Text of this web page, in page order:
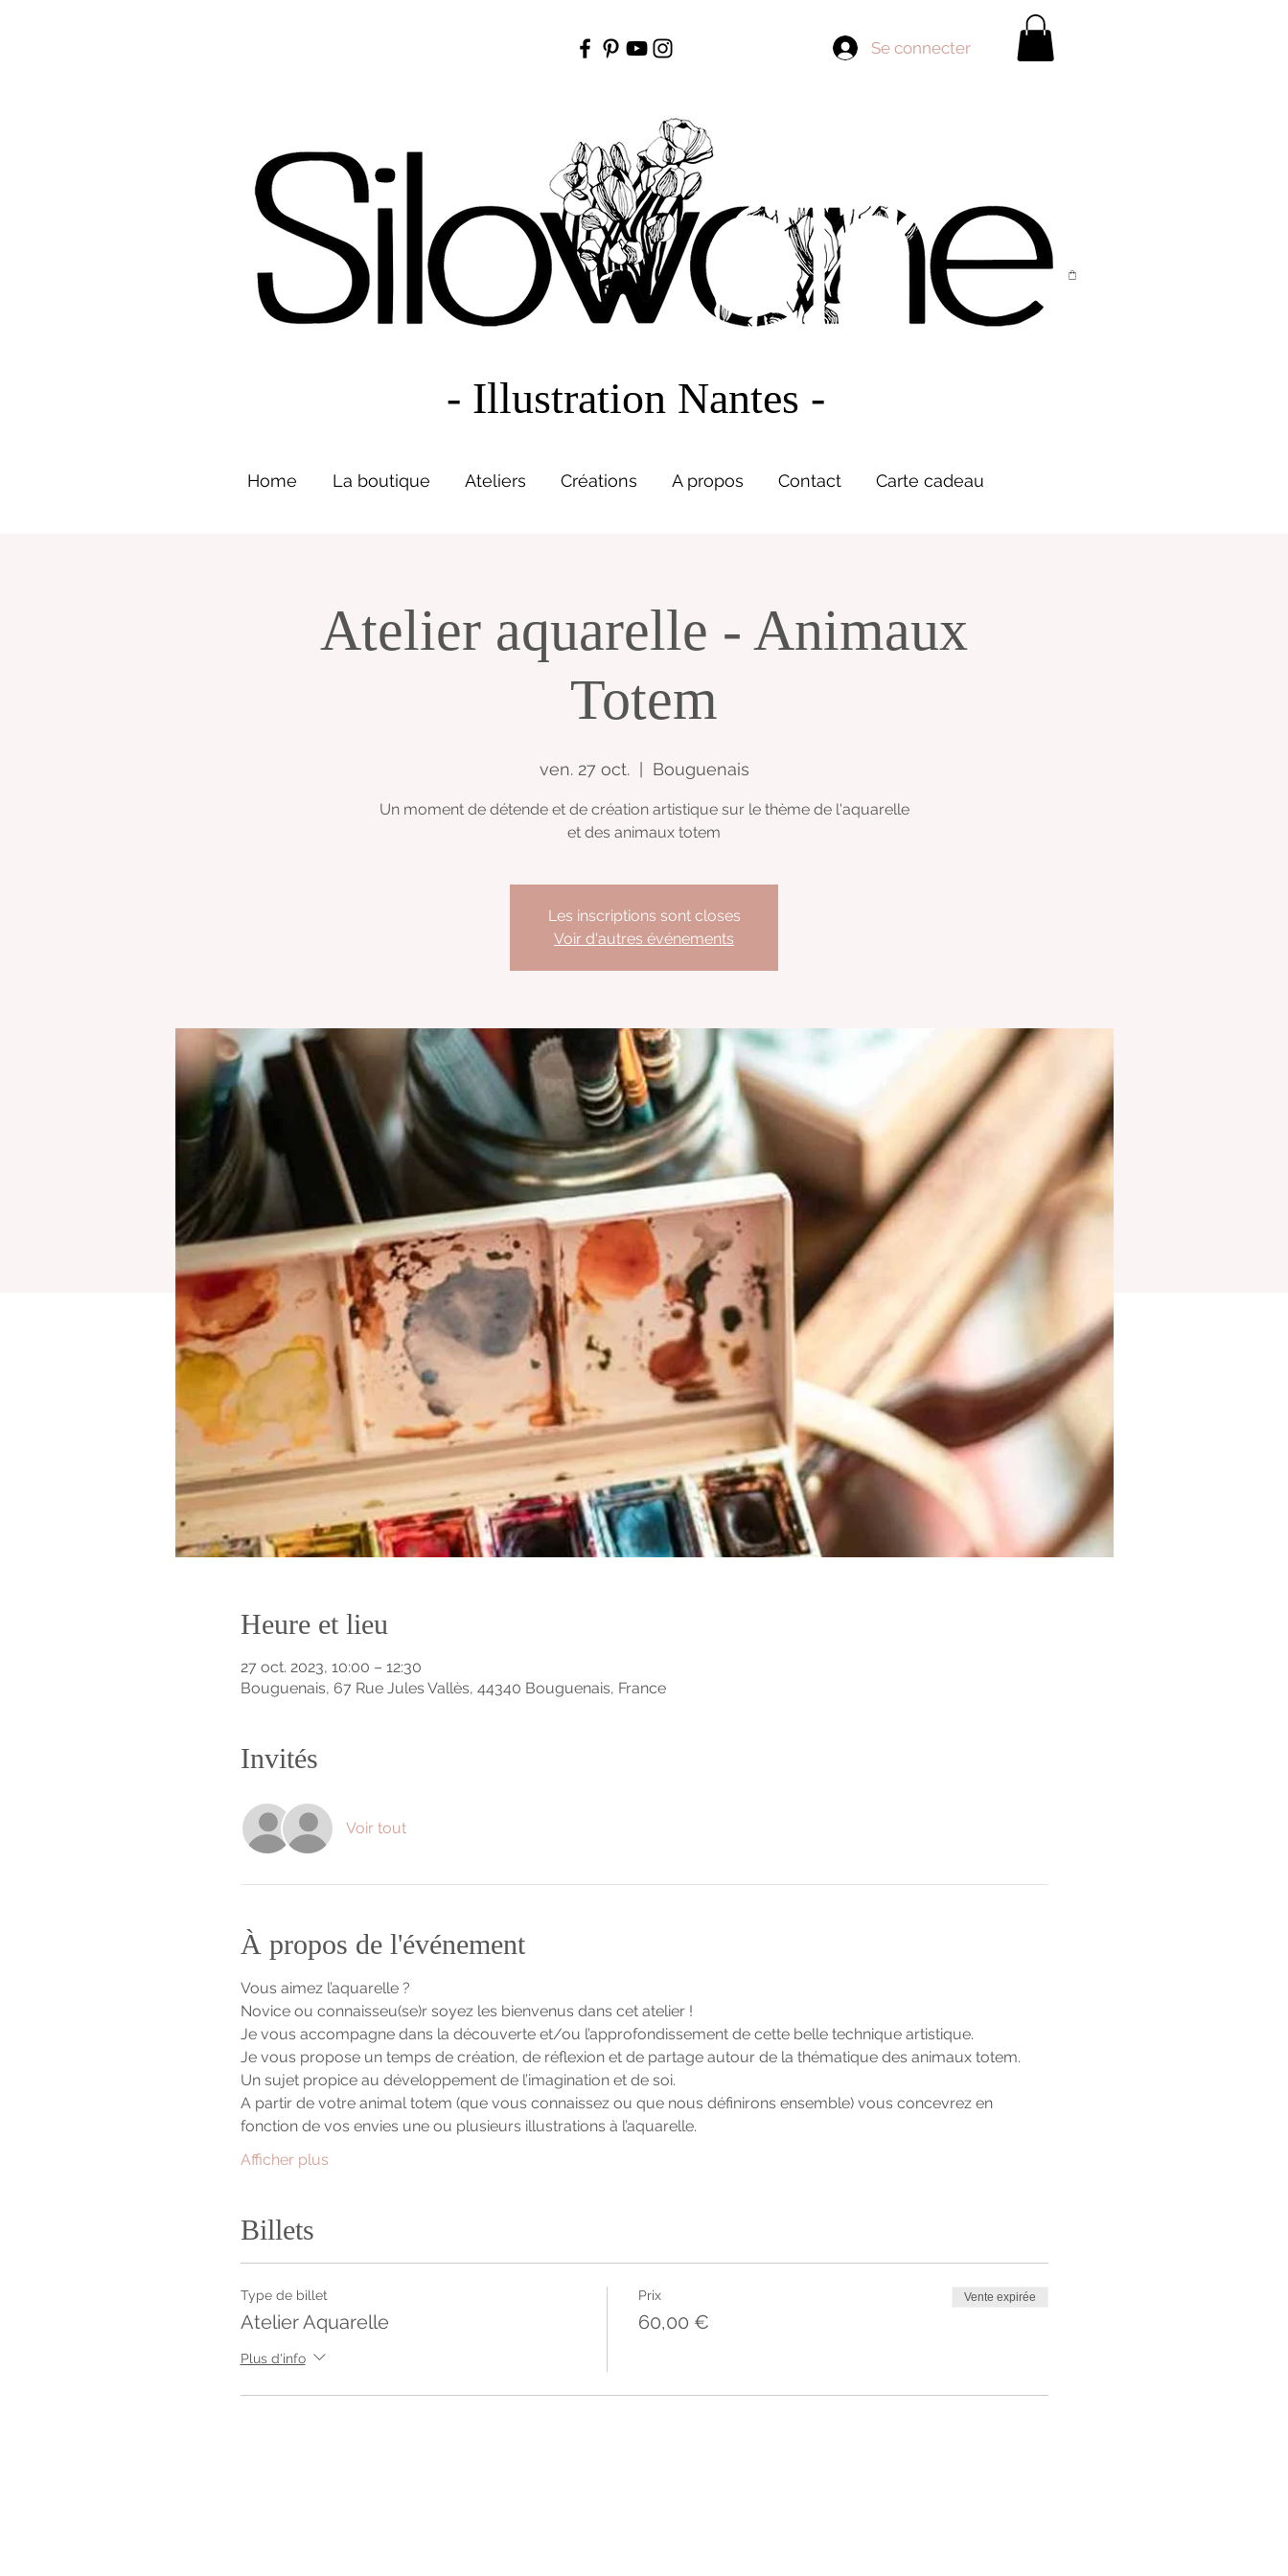
Se connecter
- Illustration Nantes -
Home La boutique Ateliers Créations A propos Contact Carte cadeau
Atelier aquarelle - Animaux
Totem
ven. 27 oct.
  |
Bouguenais
Un moment de détende et de création artistique sur le thème de l'aquarelle
et des animaux totem
Les inscriptions sont closes
Voir d'autres événements
Heure et lieu
27 oct. 2023, 10:00 – 12:30
Bouguenais, 67 Rue Jules Vallès, 44340 Bouguenais, France
Invités
Voir tout
À propos de l'événement
Vous aimez l’aquarelle ?
Novice ou connaisseu(se)r soyez les bienvenus dans cet atelier !
Je vous accompagne dans la découverte et/ou l’approfondissement de cette belle technique artistique.
Je vous propose un temps de création, de réflexion et de partage autour de la thématique des animaux totem.
Un sujet propice au développement de l’imagination et de soi.
A partir de votre animal totem (que vous connaissez ou que nous définirons ensemble) vous concevrez en
fonction de vos envies une ou plusieurs illustrations à l’aquarelle.
Afficher plus
Billets
Type de billet
Atelier Aquarelle
Plus d'info
Prix
60,00 €
Vente expirée